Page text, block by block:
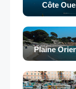
Côte
Plaine